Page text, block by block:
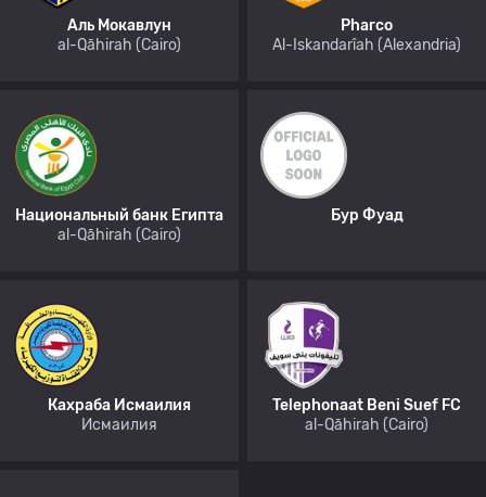
Аль Мокавлун
al-Qāhirah (Cairo)
Pharco
Al-Iskandarîah (Alexandria)
Национальный банк Египта
al-Qāhirah (Cairo)
Бур Фуад
Кахраба Исмаилия
Исмаилия
Telephonaat Beni Suef FC
al-Qāhirah (Cairo)